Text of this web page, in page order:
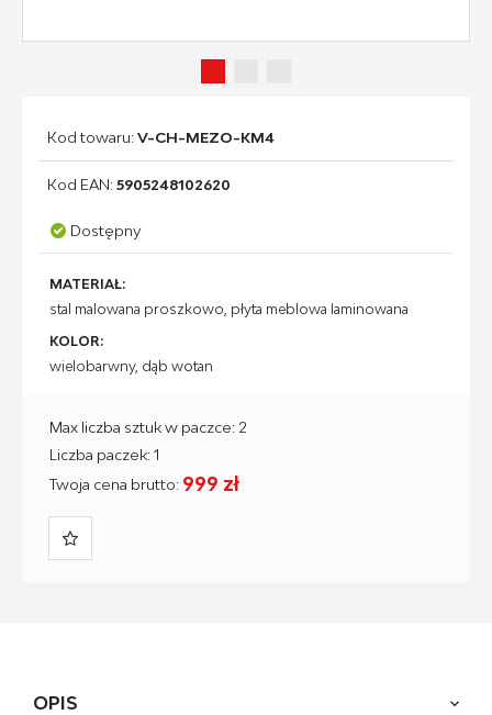
Kod towaru:V-CH-MEZO-KM4
Kod EAN:5905248102620
Dostępny
MATERIAŁ:
stal malowana proszkowo, płyta meblowa laminowana
KOLOR:
wielobarwny, dąb wotan
Twoja cena brutto: 999 zł
Max liczba sztuk w paczce: 2
Liczba paczek: 1
OPIS